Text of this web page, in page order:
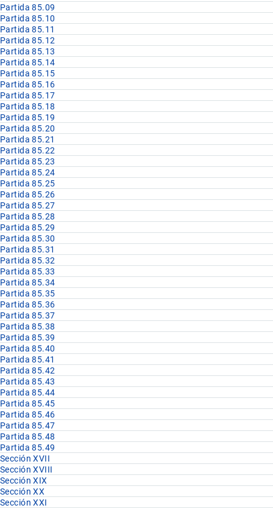
Partida 85.09
Partida 85.10
Partida 85.11
Partida 85.12
Partida 85.13
Partida 85.14
Partida 85.15
Partida 85.16
Partida 85.17
Partida 85.18
Partida 85.19
Partida 85.20
Partida 85.21
Partida 85.22
Partida 85.23
Partida 85.24
Partida 85.25
Partida 85.26
Partida 85.27
Partida 85.28
Partida 85.29
Partida 85.30
Partida 85.31
Partida 85.32
Partida 85.33
Partida 85.34
Partida 85.35
Partida 85.36
Partida 85.37
Partida 85.38
Partida 85.39
Partida 85.40
Partida 85.41
Partida 85.42
Partida 85.43
Partida 85.44
Partida 85.45
Partida 85.46
Partida 85.47
Partida 85.48
Partida 85.49
Sección XVII
Sección XVIII
Sección XIX
Sección XX
Sección XXI